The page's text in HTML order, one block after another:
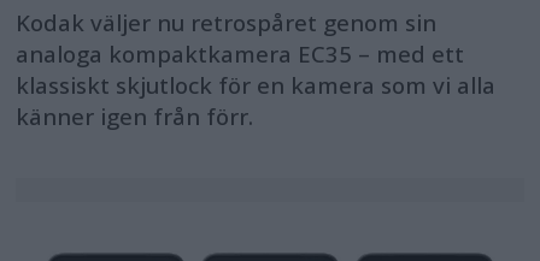
Kodak väljer nu retrospåret genom sin
analoga kompaktkamera EC35 – med ett
klassiskt skjutlock för en kamera som vi alla
känner igen från förr.